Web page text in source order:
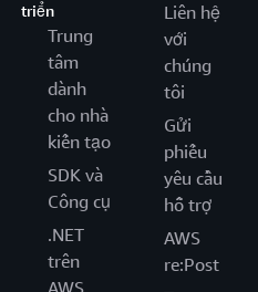
triển
Trung
tâm
dành
cho nhà
kiến tạo
SDK và
Công cụ
.NET
trên
Liên hệ
với
chúng
tôi
Gửi
phiếu
yêu cầu
hỗ trợ
AWS
re:Post